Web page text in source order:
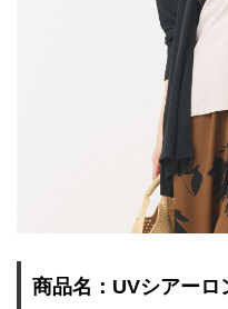
商品名：UVシアーロ